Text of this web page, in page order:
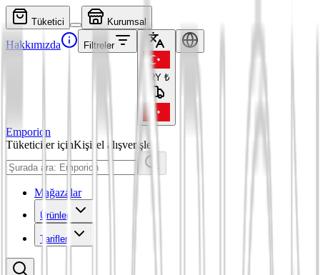
Tüketici Kurumsal
Hakkımızda Filtreler
TRY ₺
Emporion
Tüketiciler içinKişisel alışverişler
Mağazalar
Ürünler
Tarifler